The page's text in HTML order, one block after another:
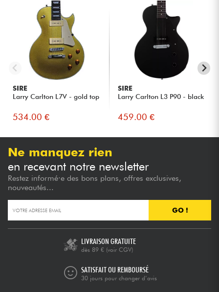
SIRE
Larry Carlton L7V - gold top
534.00 €
SIRE
Larry Carlton L3 P90 - black
459.00 €
Ne manquez rien
en recevant notre newsletter
Restez informé·e des bons plans, offres exclusives,
nouveautés...
GO !
LIVRAISON GRATUITE
dès 89 € (voir CGV)
SATISFAIT OU REMBOURSÉ
30 jours pour changer d’avis